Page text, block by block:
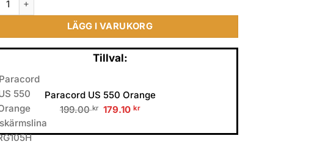
LÄGG I VARUKORG
Tillval:
Paracord US 550 Orange
199.00kr Original
was:
179.10krCurrent
is: